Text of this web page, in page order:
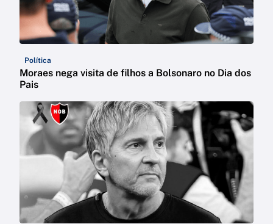
Política
Moraes nega visita de filhos a Bolsonaro no Dia dos
Pais